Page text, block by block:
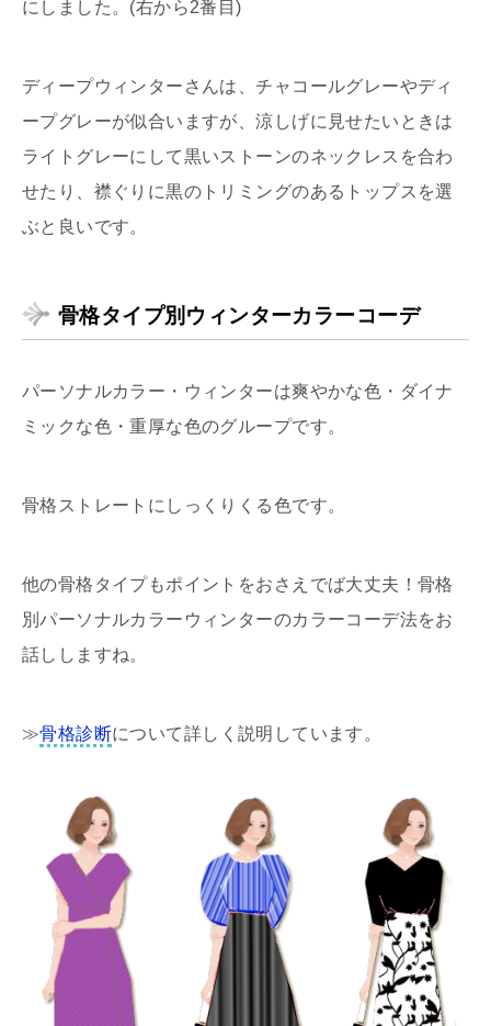
にしました。(右から2番目)
ディープウィンターさんは、チャコールグレーやディ
ープグレーが似合いますが、涼しげに見せたいときは
ライトグレーにして黒いストーンのネックレスを合わ
せたり、襟ぐりに黒のトリミングのあるトップスを選
ぶと良いです。
骨格タイプ別ウィンターカラーコーデ
パーソナルカラー・ウィンターは爽やかな色・ダイナ
ミックな色・重厚な色のグループです。
骨格ストレートにしっくりくる色です。
他の骨格タイプもポイントをおさえでば大丈夫！骨格
別パーソナルカラーウィンターのカラーコーデ法をお
話ししますね。
≫骨格診断について詳しく説明しています。